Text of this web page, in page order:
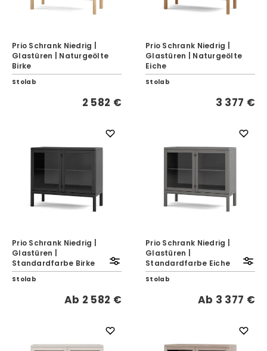
Prio Schrank Niedrig |
Glastüren | Naturgeölte
Birke
Stolab
2 582 €
Prio Schrank Niedrig |
Glastüren | Naturgeölte
Eiche
Stolab
3 377 €
Prio Schrank Niedrig |
Glastüren |
Standardfarbe Birke
Stolab
Ab 2 582 €
Prio Schrank Niedrig |
Glastüren |
Standardfarbe Eiche
Stolab
Ab 3 377 €